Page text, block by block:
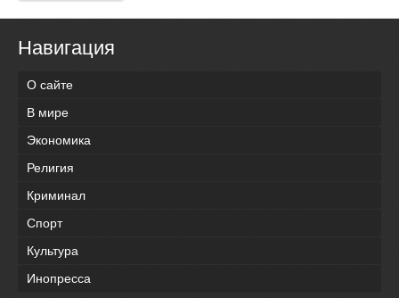
Навигация
О сайте
В мире
Экономика
Религия
Криминал
Спорт
Культура
Инопресса